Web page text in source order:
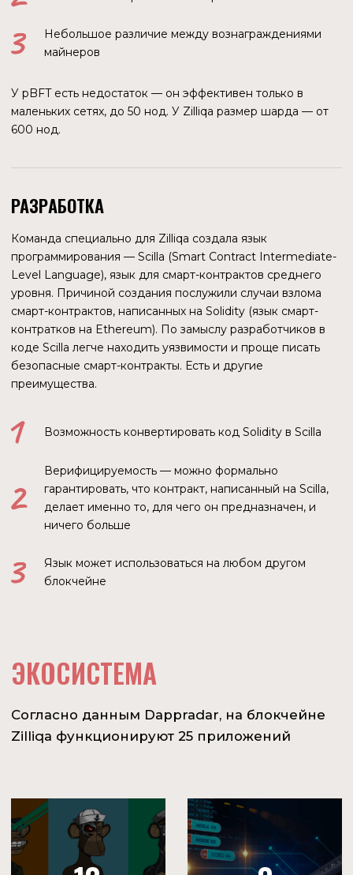
3
GAMBLING
СОЦИАЛЬНЫЕ
ПРОЕКТЫ
ДРУГОЕ
Общий TVL сети составляет $6,37 млн. и практически
весь (99,96 %) приходится на децентрализованную
токенов блокчейна Zilliqa) — ZilSwap. С помощью ZilBridge
на блокчейн можно переводить ETH, WBTC и USDT.
ОСНОВНЫЕ ПОКАЗАТЕЛИ
Максимальное значение TVL по Dappradar у DEX было
6.05.2021 — $239,52 млн., и с тех пор постоянно
снижается. Локальные максимумы приходятся на
ДИНАМИКА ИЗМЕНЕНИЯ TVL ZILSWAP
IGNITEDAO
Деятельность IgniteDAO направлена на расширение
экосистемы Zilliqa. Пока из продуктов DAO существует
образовательная платформа Learnblockchain и
анонсирован, но не запущен, кошелек Torch. По словам
Кроме этих децентрализованных
приложений, на блокчейне Zilliqa